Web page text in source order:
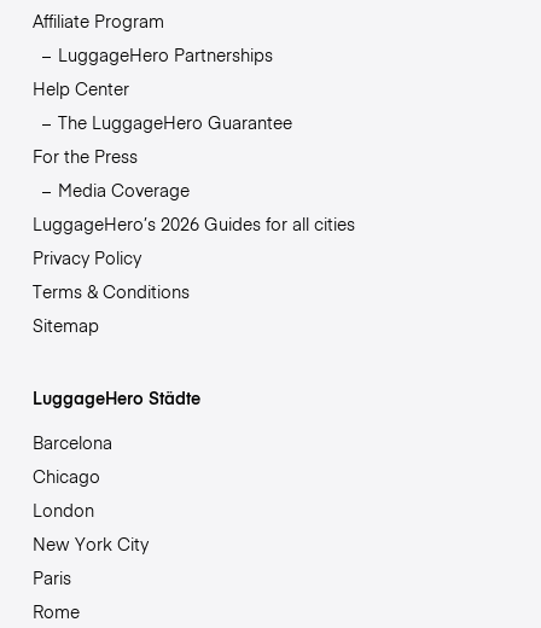
Affiliate Program
LuggageHero Partnerships
Help Center
The LuggageHero Guarantee
For the Press
Media Coverage
LuggageHero’s 2026 Guides for all cities
Privacy Policy
Terms & Conditions
Sitemap
LuggageHero Städte
Barcelona
Chicago
London
New York City
Paris
Rome